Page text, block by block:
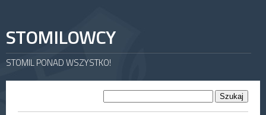
STOMILOWCY
STOMIL PONAD WSZYSTKO!